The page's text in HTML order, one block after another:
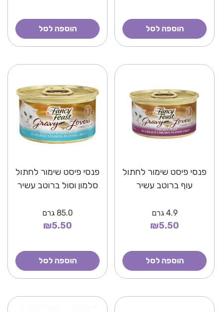
הוספה לסל הוספה לסל
פנסי פיסט שימור לחתול
עוף ברוטב עשיר
4.9 גרם
₪5.50
הוספה לסל
פנסי פיסט שימור לחתול
סלמון וסול ברוטב עשיר
85.0 גרם
₪5.50
הוספה לסל